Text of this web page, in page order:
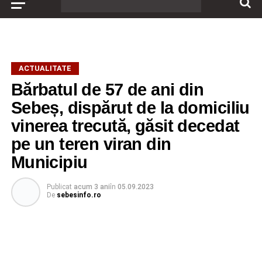
ACTUALITATE
Bărbatul de 57 de ani din
Sebeș, dispărut de la domiciliu
vinerea trecută, găsit decedat
pe un teren viran din
Municipiu
Publicat acum 3 aniîn 05.09.2023
De sebesinfo.ro